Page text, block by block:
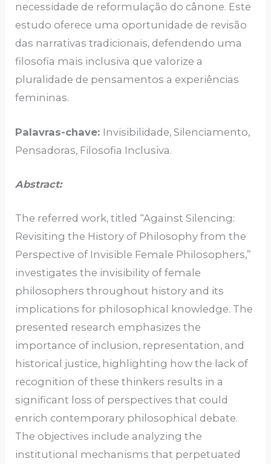
necessidade de reformulação do cânone. Este
estudo oferece uma oportunidade de revisão
das narrativas tradicionais, defendendo uma
filosofia mais inclusiva que valorize a
pluralidade de pensamentos a experiências
femininas.
Palavras-chave: Invisibilidade, Silenciamento,
Pensadoras, Filosofia Inclusiva.
Abstract:
The referred work, titled “Against Silencing:
Revisiting the History of Philosophy from the
Perspective of Invisible Female Philosophers,”
investigates the invisibility of female
philosophers throughout history and its
implications for philosophical knowledge. The
presented research emphasizes the
importance of inclusion, representation, and
historical justice, highlighting how the lack of
recognition of these thinkers results in a
significant loss of perspectives that could
enrich contemporary philosophical debate.
The objectives include analyzing the
institutional mechanisms that perpetuated